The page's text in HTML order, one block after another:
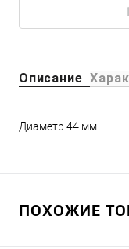
Описание
Диаметр 44 мм
ПОХОЖИЕ